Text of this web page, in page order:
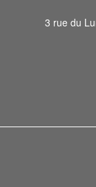
3 rue du